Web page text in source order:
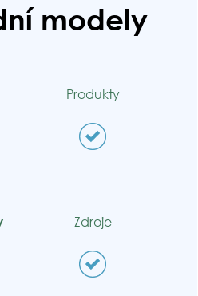
modely
Produkty
Zdroje